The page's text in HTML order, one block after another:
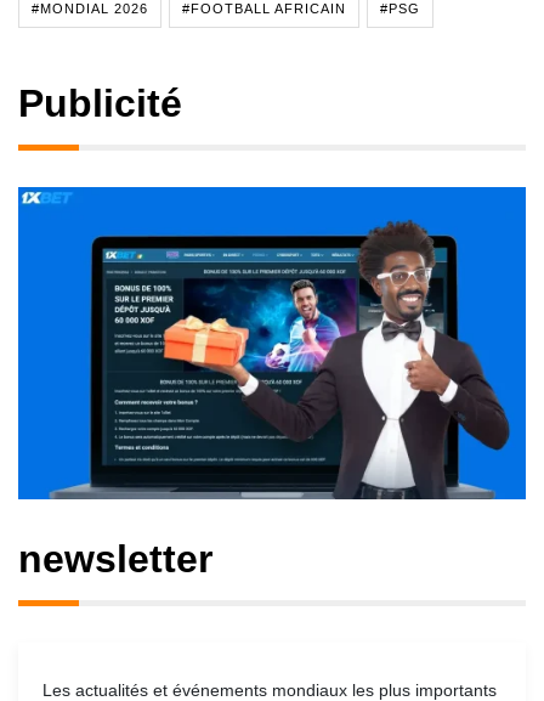
#MONDIAL 2026 #FOOTBALL AFRICAIN #PSG
Publicité
newsletter
Les actualités et événements mondiaux les plus importants